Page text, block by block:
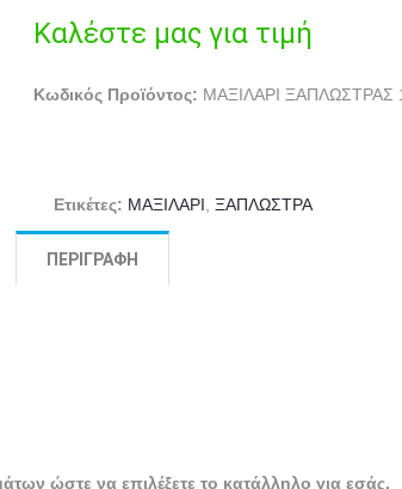
Καλέστε μας για τιμή
Κωδικός Προϊόντος: ΜΑΞΙΛΑΡΙ ΞΑΠΛΩΣΤΡΑΣ
Ετικέτες: ΜΑΞΙΛΑΡΙ ΞΑΠΛΩΣΤΡΑ
ΠΕΡΙΓΡΑΦΉ
ώστε να επιλέξετε το κατάλληλο για εσάς.